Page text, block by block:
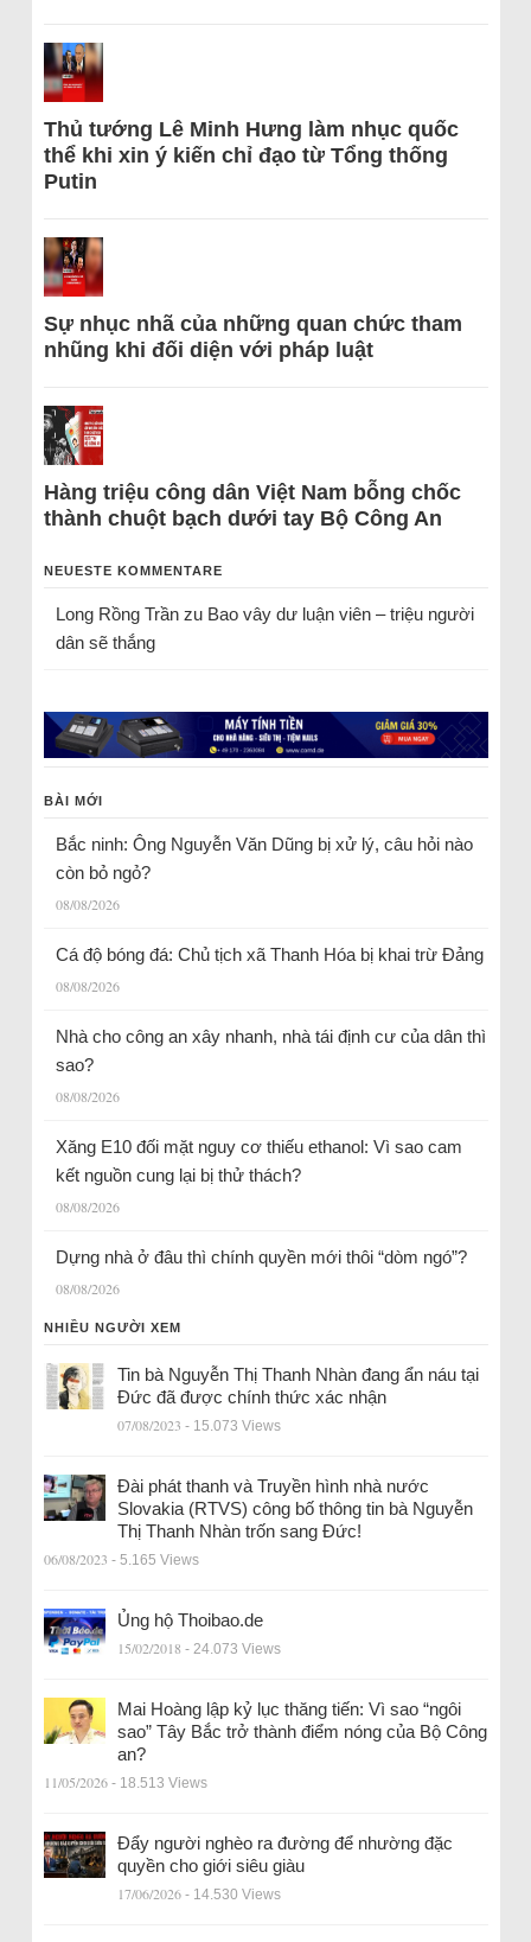
Thủ tướng Lê Minh Hưng làm nhục quốc
thể khi xin ý kiến chỉ đạo từ Tổng thống
Putin
Sự nhục nhã của những quan chức tham
nhũng khi đối diện với pháp luật
Hàng triệu công dân Việt Nam bỗng chốc
thành chuột bạch dưới tay Bộ Công An
NEUESTE KOMMENTARE
Long Rồng Trầnzu Bao vây dư luận viên – triệu người
dân sẽ thắng
BÀI MỚI
Bắc ninh: Ông Nguyễn Văn Dũng bị xử lý, câu hỏi nào
còn bỏ ngỏ?
08/08/2026
Cá độ bóng đá: Chủ tịch xã Thanh Hóa bị khai trừ Đảng
08/08/2026
Nhà cho công an xây nhanh, nhà tái định cư của dân thì
sao?
08/08/2026
Xăng E10 đối mặt nguy cơ thiếu ethanol: Vì sao cam
kết nguồn cung lại bị thử thách?
08/08/2026
Dựng nhà ở đâu thì chính quyền mới thôi “dòm ngó”?
08/08/2026
NHIỀU NGƯỜI XEM
Tin bà Nguyễn Thị Thanh Nhàn đang ẩn náu tại
Đức đã được chính thức xác nhận
07/08/2023 - 15.073 Views
Đài phát thanh và Truyền hình nhà nước
Slovakia (RTVS) công bố thông tin bà Nguyễn
Thị Thanh Nhàn trốn sang Đức!
06/08/2023 - 5.165 Views
Ủng hộ Thoibao.de
15/02/2018 - 24.073 Views
Mai Hoàng lập kỷ lục thăng tiến: Vì sao “ngôi
sao” Tây Bắc trở thành điểm nóng của Bộ Công
an?
11/05/2026 - 18.513 Views
Đẩy người nghèo ra đường để nhường đặc
quyền cho giới siêu giàu
17/06/2026 - 14.530 Views